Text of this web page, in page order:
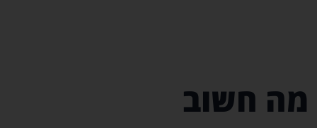
מה חשוב